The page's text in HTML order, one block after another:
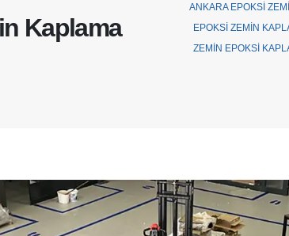
Kaplama
ANKARA EPOKSI
EPOKSI ZEMIN
ZEMIN EPOKSI